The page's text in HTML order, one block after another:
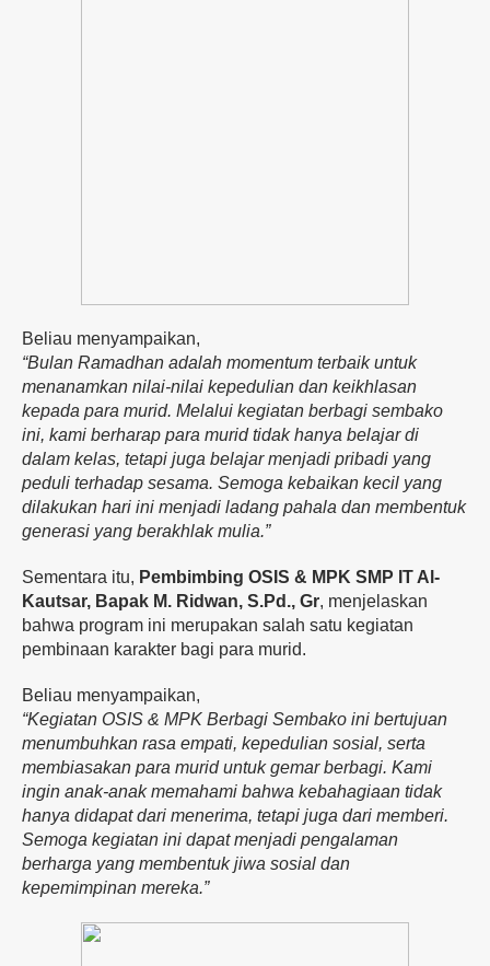
Beliau menyampaikan,
“Bulan Ramadhan adalah momentum terbaik untuk
menanamkan nilai-nilai kepedulian dan keikhlasan
kepada para murid. Melalui kegiatan berbagi sembako
ini, kami berharap para murid tidak hanya belajar di
dalam kelas, tetapi juga belajar menjadi pribadi yang
peduli terhadap sesama. Semoga kebaikan kecil yang
dilakukan hari ini menjadi ladang pahala dan membentuk
generasi yang berakhlak mulia.”
Sementara itu, Pembimbing OSIS & MPK SMP IT Al-
Kautsar, Bapak M. Ridwan, S.Pd., Gr, menjelaskan
bahwa program ini merupakan salah satu kegiatan
pembinaan karakter bagi para murid.
Beliau menyampaikan,
“Kegiatan OSIS & MPK Berbagi Sembako ini bertujuan
menumbuhkan rasa empati, kepedulian sosial, serta
membiasakan para murid untuk gemar berbagi. Kami
ingin anak-anak memahami bahwa kebahagiaan tidak
hanya didapat dari menerima, tetapi juga dari memberi.
Semoga kegiatan ini dapat menjadi pengalaman
berharga yang membentuk jiwa sosial dan
kepemimpinan mereka.”